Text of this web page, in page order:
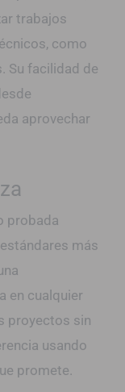
trabajos
como
Su facilidad de
aprovechar
probada
más
en cualquier
proyectos sin
usando
promete.